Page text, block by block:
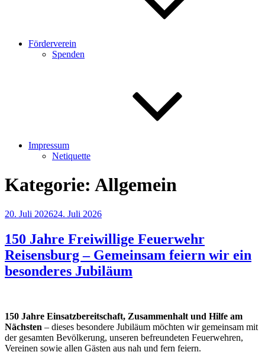
Förderverein
Spenden
Impressum
Netiquette
Kategorie: Allgemein
Veröffentlicht
20. Juli 202624. Juli 2026
150 Jahre Freiwillige Feuerwehr
Reisensburg – Gemeinsam feiern wir ein
besonderes Jubiläum
150 Jahre Einsatzbereitschaft, Zusammenhalt und Hilfe am
Nächsten – dieses besondere Jubiläum möchten wir gemeinsam mit
der gesamten Bevölkerung, unseren befreundeten Feuerwehren,
Vereinen sowie allen Gästen aus nah und fern feiern.